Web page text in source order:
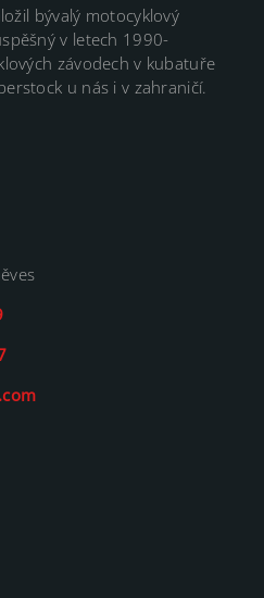
bývalý motocyklový
v letech 1990-
závodech v kubatuře
u nás i v zahraničí.